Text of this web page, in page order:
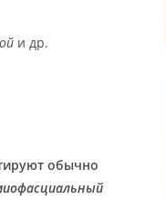
и др.
обычно